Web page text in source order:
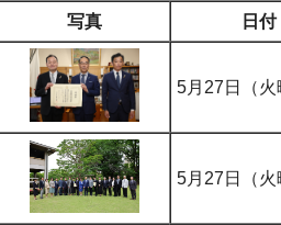
写真 日付
5月27日（火
5月27日（火